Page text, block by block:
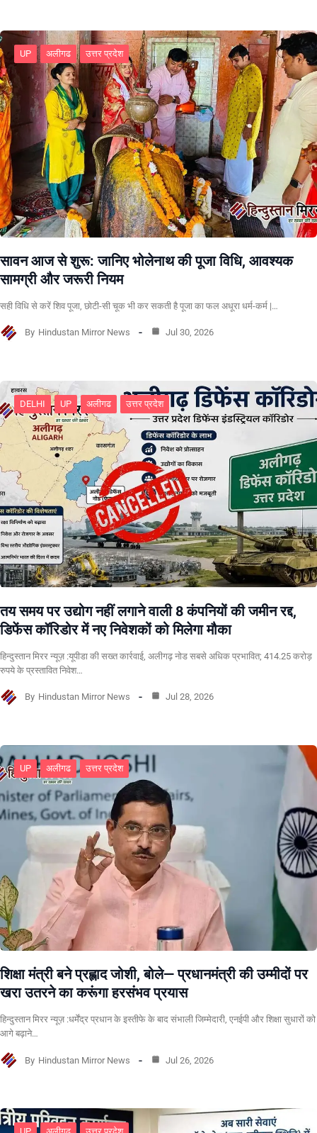
UP अलीगढ उत्तर प्रदेश
सावन आज से शुरू: जानिए भोलेनाथ की पूजा विधि, आवश्यक
सामग्री और जरूरी नियम
सही विधि से करें शिव पूजा, छोटी-सी चूक भी कर सकती है पूजा का फल अधूरा धर्म-कर्म |…
By Hindustan Mirror News Jul 30, 2026
DELHI UP अलीगढ उत्तर प्रदेश
तय समय पर उद्योग नहीं लगाने वाली 8 कंपनियों की जमीन रद्द,
डिफेंस कॉरिडोर में नए निवेशकों को मिलेगा मौका
हिन्दुस्तान मिरर न्यूज़ :यूपीडा की सख्त कार्रवाई, अलीगढ़ नोड सबसे अधिक प्रभावित; 414.25 करोड़
रुपये के प्रस्तावित निवेश…
By Hindustan Mirror News Jul 28, 2026
UP अलीगढ उत्तर प्रदेश
शिक्षा मंत्री बने प्रह्लाद जोशी, बोले— प्रधानमंत्री की उम्मीदों पर
खरा उतरने का करूंगा हरसंभव प्रयास
हिन्दुस्तान मिरर न्यूज़ :धर्मेंद्र प्रधान के इस्तीफे के बाद संभाली जिम्मेदारी, एनईपी और शिक्षा सुधारों को
आगे बढ़ाने…
By Hindustan Mirror News Jul 26, 2026